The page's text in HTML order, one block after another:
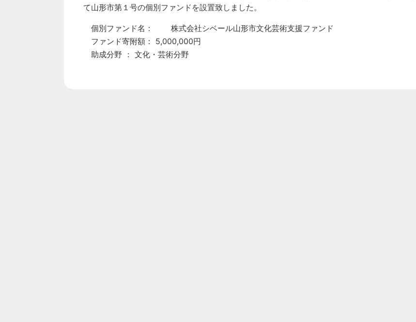
て山形市第１号の個別ファンドを設置致しました。
個別ファンド名： 株式会社シベール山形市文化芸術支援ファンド
ファンド寄附額： 5,000,000円
助成分野 ： 文化・芸術分野